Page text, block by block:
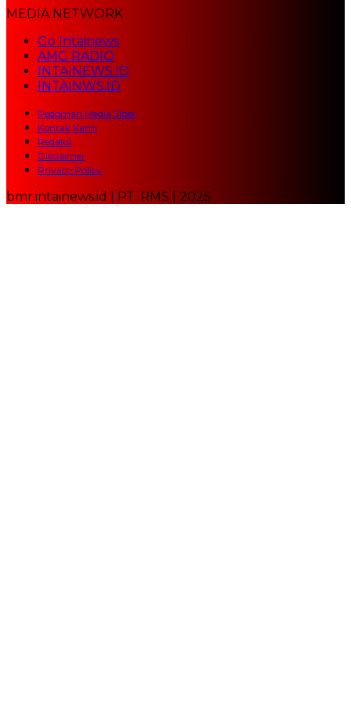
MEDIA NETWORK
Go Intainews
AMG RADIO
INTAINEWS.ID
INTAINWS.ID
Pedoman Media Siber
Kontak Kami
Redaksi
Disclaimer
Privacy Policy
bmr.intainews.id | PT. RMS | 2025